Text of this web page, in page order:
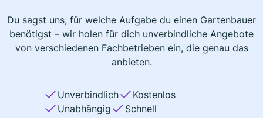
Du sagst uns, für welche Aufgabe du einen Gartenbauer
benötigst – wir holen für dich unverbindliche Angebote
von verschiedenen Fachbetrieben ein, die genau das
anbieten.
Unverbindlich
Kostenlos
Unabhängig
Schnell